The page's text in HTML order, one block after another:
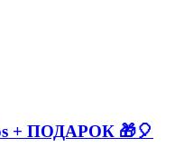
+ ПОДАРОК 🎁🎈